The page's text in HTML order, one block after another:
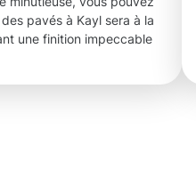
pavés à Kayl sera à la
une finition impeccable